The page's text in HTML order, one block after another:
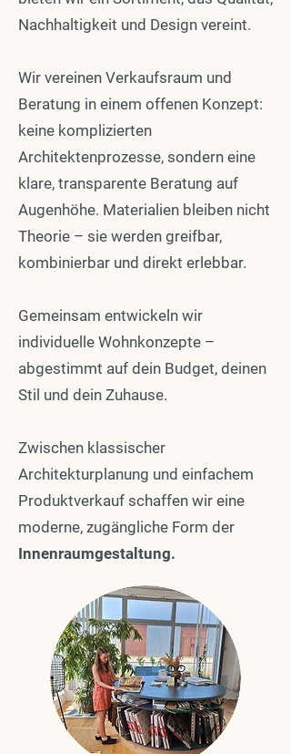
Nachhaltigkeit und Design vereint.
Wir vereinen Verkaufsraum und
Beratung in einem offenen Konzept:
keine komplizierten
Architektenprozesse, sondern eine
klare, transparente Beratung auf
Augenhöhe. Materialien bleiben nicht
Theorie – sie werden greifbar,
kombinierbar und direkt erlebbar.
Gemeinsam entwickeln wir
individuelle Wohnkonzepte –
abgestimmt auf dein Budget, deinen
Stil und dein Zuhause.
Zwischen klassischer
Architekturplanung und einfachem
Produktverkauf schaffen wir eine
moderne, zugängliche Form der
Innenraumgestaltung.